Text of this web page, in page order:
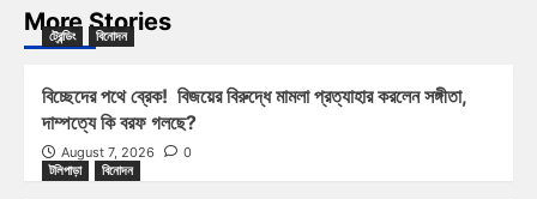
More Stories
ট্রেন্ডিং বিনোদন
বিচ্ছেদের পথে ব্রেক! বিজয়ের বিরুদ্ধে মামলা প্রত্যাহার করলেন সঙ্গীতা,
দাম্পত্যে কি বরফ গলছে?
August 7, 2026
0
টলিপাড়া
বিনোদন